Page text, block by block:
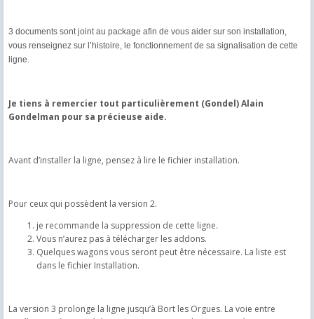
3 documents sont joint au package afin de vous aider sur son installation,
vous renseignez sur l’histoire, le fonctionnement de sa signalisation de cette
ligne.
Je tiens à remercier tout particulièrement (Gondel) Alain
Gondelman pour sa précieuse aide.
Avant d’installer la ligne, pensez à lire le fichier installation.
Pour ceux qui possèdent la version 2.
je recommande la suppression de cette ligne.
Vous n’aurez pas à télécharger les addons.
Quelques wagons vous seront peut être nécessaire. La liste est
dans le fichier Installation.
La version 3 prolonge la ligne jusqu’à Bort les Orgues. La voie entre